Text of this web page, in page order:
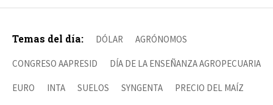
Temas del día: DÓLAR AGRÓNOMOS
CONGRESO AAPRESID DÍA DE LA ENSEÑANZA AGROPECUARIA
EURO INTA SUELOS SYNGENTA PRECIO DEL MAÍZ